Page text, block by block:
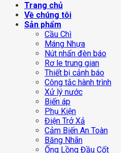
Trang chủ
Về chúng tôi
Sản phẩm
Cầu Chì
Máng Nhựa
Nút nhấn đèn báo
Rơ le trung gian
Thiết bị cảnh báo
Công tắc hành trình
Xử lý nước
Biến áp
Phụ Kiện
Điện Trở Xả
Cảm Biến An Toàn
Băng Nhãn
Ống Lồng Đầu Cốt